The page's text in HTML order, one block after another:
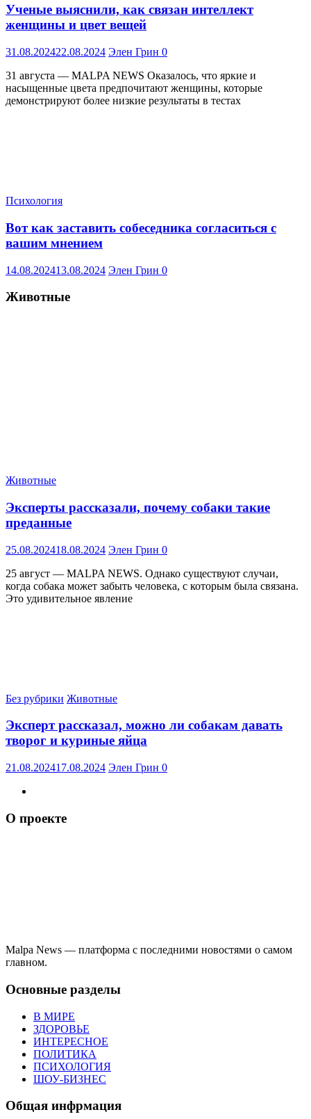
Ученые выяснили, как связан интеллект
женщины и цвет вещей
31.08.202422.08.2024 Элен Грин 0
31 августа — MALPA NEWS Оказалось, что яркие и
насыщенные цвета предпочитают женщины, которые
демонстрируют более низкие результаты в тестах
Психология
Вот как заставить собеседника согласиться с
вашим мнением
14.08.202413.08.2024 Элен Грин 0
Животные
Животные
Эксперты рассказали, почему собаки такие
преданные
25.08.202418.08.2024 Элен Грин 0
25 август — MALPA NEWS. Однако существуют случаи,
когда собака может забыть человека, с которым была связана.
Это удивительное явление
Без рубрики Животные
Эксперт рассказал, можно ли собакам давать
творог и куриные яйца
21.08.202417.08.2024 Элен Грин 0
О проекте
Malpa News — платформа с последними новостями о самом
главном.
Основные разделы
В МИРЕ
ЗДОРОВЬЕ
ИНТЕРЕСНОЕ
ПОЛИТИКА
ПСИХОЛОГИЯ
ШОУ-БИЗНЕС
Общая инфрмация